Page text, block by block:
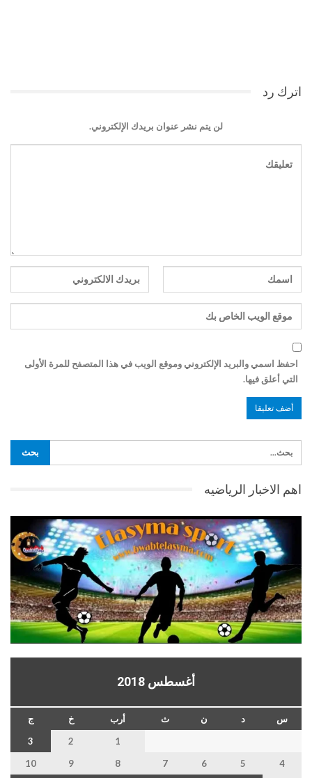
اترك رد
لن يتم نشر عنوان بريدك الإلكتروني.
احفظ اسمي والبريد الإلكتروني وموقع الويب في هذا المتصفح للمرة الأولى
التي أعلق فيها.
اهم الاخبار الرياضيه
أغسطس 2018
س د ن ث أرب خ
ج
1
2
3
4
5
6
7
8
9
10